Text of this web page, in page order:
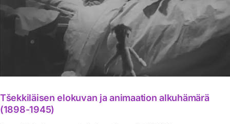
Tšekkiläisen elokuvan ja animaation alkuhämärä
(1898-1945)